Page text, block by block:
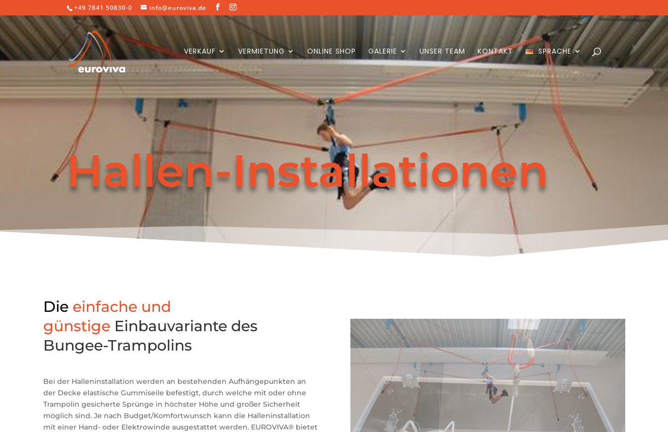
+49 7841 50830-0 info@euroviva.de
VERKAUF VERMIETUNG ONLINE SHOP GALERIE UNSER TEAM KONTAKT SPRACHE
Hallen-Installationen
Die einfache und
günstige Einbauvariante des
Bungee-Trampolins
Bei der Halleninstallation werden an bestehenden Aufhängepunkten an
der Decke elastische Gummiseile befestigt, durch welche mit oder ohne
Trampolin gesicherte Sprünge in höchster Höhe und großer Sicherheit
möglich sind. Je nach Budget/Komfortwunsch kann die Halleninstallation
mit einer Hand- oder Elektrowinde ausgestattet werden. EUROVIVA® bietet